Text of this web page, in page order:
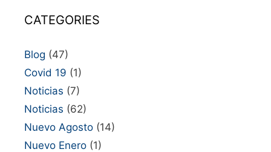
CATEGORIES
Blog (47)
Covid 19 (1)
Noticias (7)
Noticias (62)
Nuevo Agosto (14)
Nuevo Enero (1)